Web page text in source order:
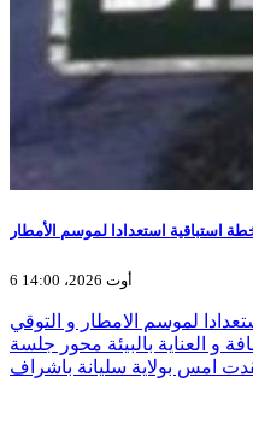
استباقية استعدادا لموسم الأمطار
6 أوت 2026، 14:00
لموسم الامطار و التوقي
و العناية بالبيئة محور جلسة